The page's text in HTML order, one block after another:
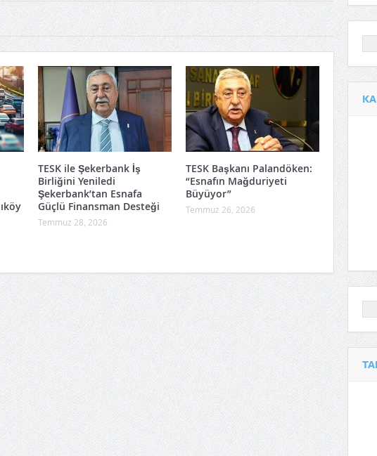
TESK ile Şekerbank İş
Birliğini Yeniledi
Şekerbank’tan Esnafa
Güçlü Finansman Desteği
Temmuz 28, 2026
TESK Başkanı Palandöken:
“Esnafın Mağduriyeti
Büyüyor”
Temmuz 26, 2026